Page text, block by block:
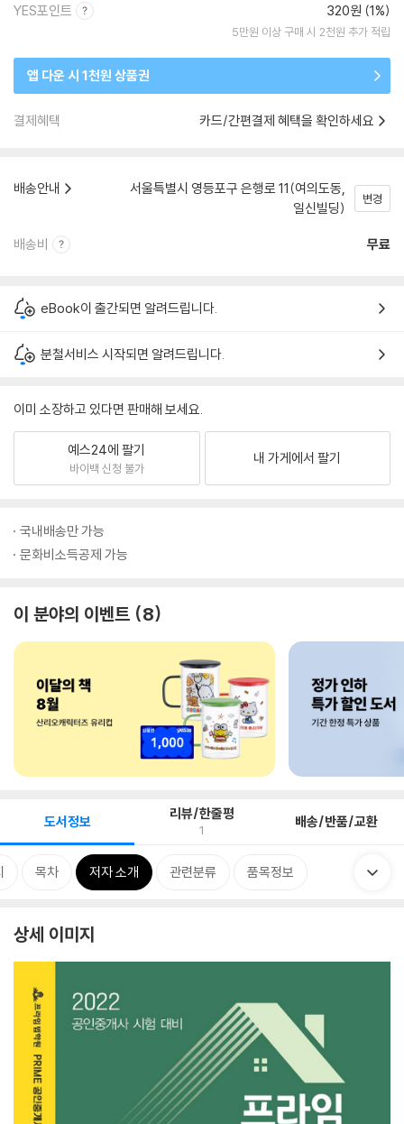
YES포인트 320원 (1%)
5만원 이상 구매 시 2천원 추가 적립
앱 다운 시 1천원 상품권
결제혜택 카드/간편결제 혜택을 확인하세요
배송안내
서울특별시 영등포구 은행로 11(여의도동,
일신빌딩)
변경
배송비 무료
eBook이 출간되면 알려드립니다.
분철서비스 시작되면 알려드립니다.
이미 소장하고 있다면 판매해 보세요.
예스24에 팔기
바이백 신청 불가
내 가게에서 팔기
국내배송만 가능
문화비소득공제 가능
이 분야의 이벤트 8
도서정보 리뷰/한줄평
1 배송/반품/교환
목차 저자 소개 관련분류 품목정보
상세 이미지